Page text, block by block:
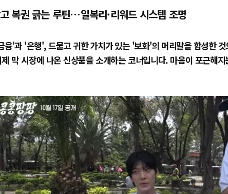
복권 긁는 루틴…일복리·리워드 시스템 조명
'과 '은행', 드물고 귀한 가치가 있는 '보화'의 머리말을 합성한 것
막 시장에 나온 신상품을 소개하는 코너입니다. 마음이 포근해